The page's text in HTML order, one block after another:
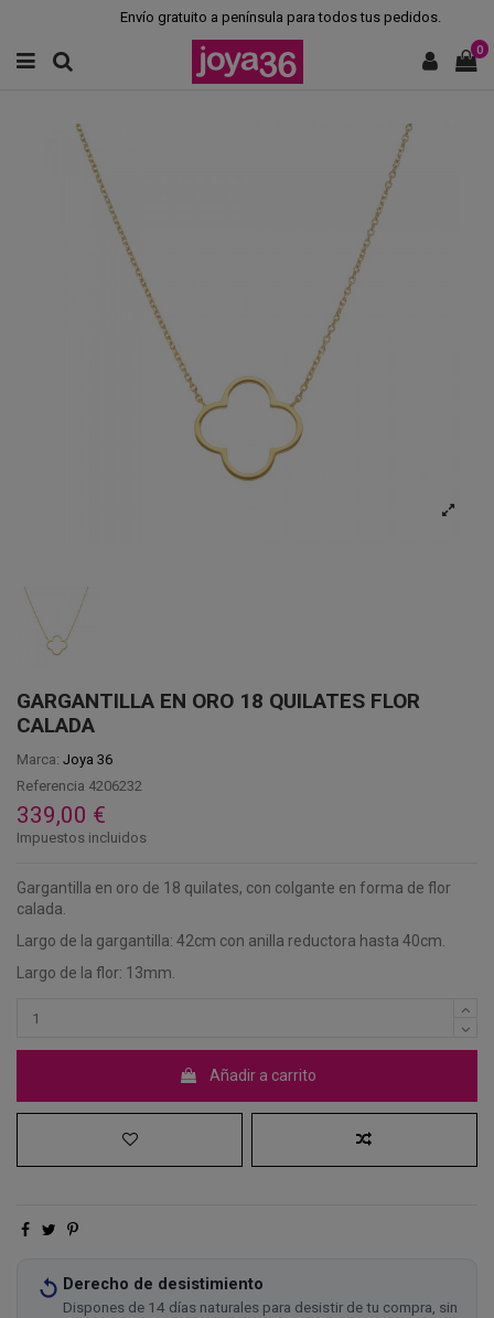
Envío gratuito a península para todos tus pedidos.
0
GARGANTILLA EN ORO 18 QUILATES FLOR
CALADA
Marca: Joya 36
Referencia 4206232
339,00 €
Impuestos incluidos
Gargantilla en oro de 18 quilates, con colgante en forma de flor
calada.
Largo de la gargantilla: 42cm con anilla reductora hasta 40cm.
Largo de la flor: 13mm.
Añadir a carrito
Derecho de desistimiento
Dispones de 14 días naturales para desistir de tu compra, sin